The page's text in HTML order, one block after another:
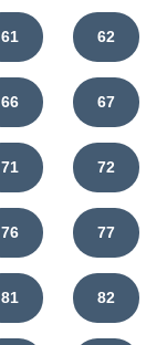
61 62
66 67
71 72
76 77
81 82